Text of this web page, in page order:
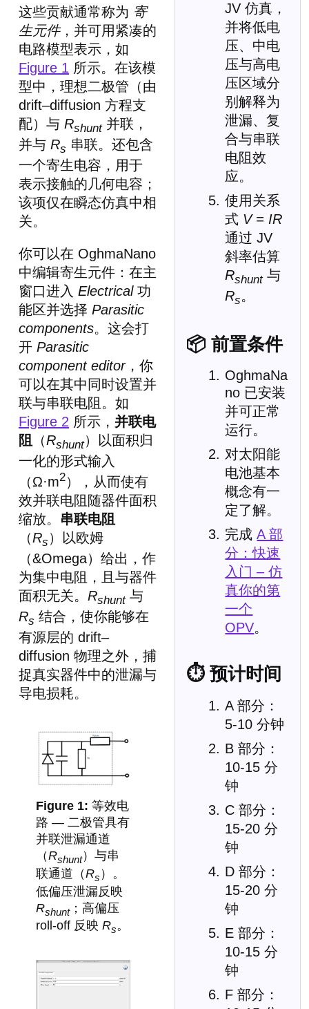
JV 仿真，
并将低电
压、中电
压与高电
压区域分
别解释为
泄漏、复
合与串联
电阻效
应。
使用关系
式 V = IR
通过 JV
斜率估算
Rshunt与
Rs。
📦 前置条件
OghmaNa
no 已安装
并可正常
运行。
对太阳能
电池基本
概念有一
定了解。
完成A 部
分：快速
入门 – 仿
真你的第
一个
OPV。
⏱ 预计时间
A 部分：
5-10 分钟
B 部分：
10-15 分
钟
C 部分：
15-20 分
钟
D 部分：
15-20 分
钟
E 部分：
10-15 分
钟
F 部分：
这些贡献通常称为 寄
生元件，并可用紧凑的
电路模型表示，如
Figure 1 所示。在该模
型中，理想二极管（由
drift–diffusion 方程支
配）与 Rshunt并联，
并与 Rs 串联。还包含
一个寄生电容，用于
表示接触的几何电容；
该项仅在瞬态仿真中相
关。
你可以在 OghmaNano
中编辑寄生元件：在主
窗口进入 Electrical功
能区并选择 Parasitic
components。这会打
开 Parasitic
component editor，你
可以在其中同时设置并
联与串联电阻。如
Figure 2 所示， 并联电
阻
（Rshunt）以面积归
一化的形式输入
（Ω·m2），从而使有
效并联电阻随器件面积
缩放。 串联电阻
（Rs ）以欧姆
（&Omega）给出，作
为集中电阻，且与器件
面积无关。 Rshunt与
Rs 结合，使你能够在
有源层的 drift–
diffusion 物理之外，捕
捉真实器件中的泄漏与
导电损耗。
等效电
路 — 二极管具有
并联泄漏通道
（Rshunt）与串
联通道（Rs ）。
低偏压泄漏反映
Rshunt；高偏压
roll-off 反映 Rs。